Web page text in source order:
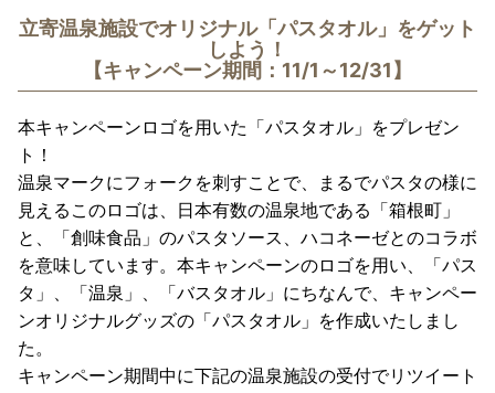
立寄温泉施設でオリジナル「パスタオル」をゲット
しよう！
【キャンペーン期間：11/1～12/31】
本キャンペーンロゴを用いた「パスタオル」をプレゼン
ト！
温泉マークにフォークを刺すことで、まるでパスタの様に
見えるこのロゴは、日本有数の温泉地である「箱根町」
と、「創味食品」のパスタソース、ハコネーゼとのコラボ
を意味しています。本キャンペーンのロゴを用い、「パス
タ」、「温泉」、「バスタオル」にちなんで、キャンペー
ンオリジナルグッズの「パスタオル」を作成いたしまし
た。
キャンペーン期間中に下記の温泉施設の受付でリツイート